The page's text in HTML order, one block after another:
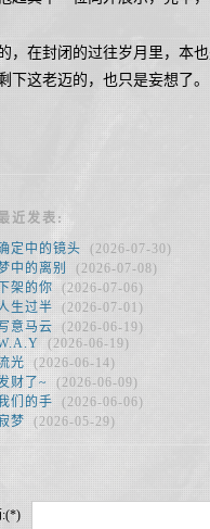
，在封闭的过往岁月里，本
这老迈的，也只是妄想了。
近发表:
定中的镜头
(2026-07-30)
中的离别
(2026-07-08)
下架的你
(2026-07-06)
生过半
(2026-07-01)
意马云
(2026-06-19)
(2026-06-19)
光
(2026-06-14)
财了~
(2026-06-09)
们的手
(2026-06-06)
梦
(2026-05-29)
:(*)